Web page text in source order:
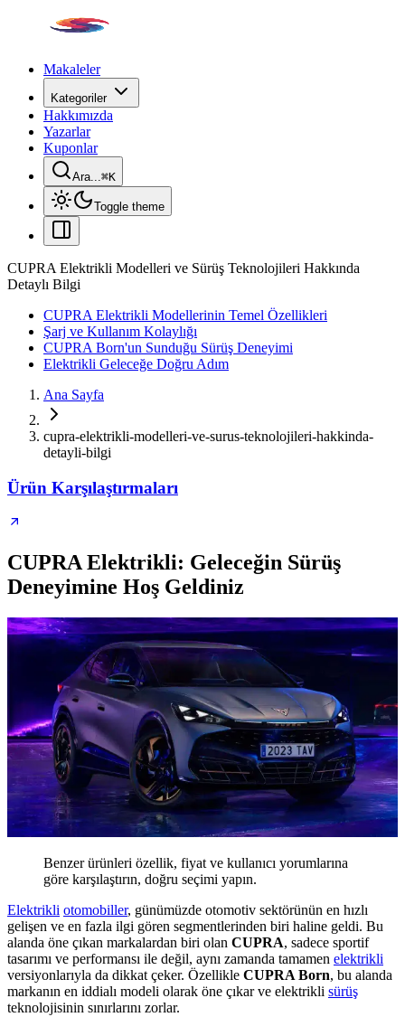
Makaleler
Kategoriler
Hakkımızda
Yazarlar
Kuponlar
Ara...⌘K
Toggle theme
CUPRA Elektrikli Modelleri ve Sürüş Teknolojileri Hakkında
Detaylı Bilgi
CUPRA Elektrikli Modellerinin Temel Özellikleri
Şarj ve Kullanım Kolaylığı
CUPRA Born'un Sunduğu Sürüş Deneyimi
Elektrikli Geleceğe Doğru Adım
Ana Sayfa
cupra-elektrikli-modelleri-ve-surus-teknolojileri-hakkinda-
detayli-bilgi
Ürün Karşılaştırmaları
CUPRA Elektrikli: Geleceğin Sürüş
Deneyimine Hoş Geldiniz
Benzer ürünleri özellik, fiyat ve kullanıcı yorumlarına
göre karşılaştırın, doğru seçimi yapın.
Elektrikli otomobiller, günümüzde otomotiv sektörünün en hızlı
gelişen ve en fazla ilgi gören segmentlerinden biri haline geldi. Bu
alanda öne çıkan markalardan biri olan CUPRA, sadece sportif
tasarımı ve performansı ile değil, aynı zamanda tamamen elektrikli
versiyonlarıyla da dikkat çeker. Özellikle CUPRA Born, bu alanda
markanın en iddialı modeli olarak öne çıkar ve elektrikli sürüş
teknolojisinin sınırlarını zorlar.